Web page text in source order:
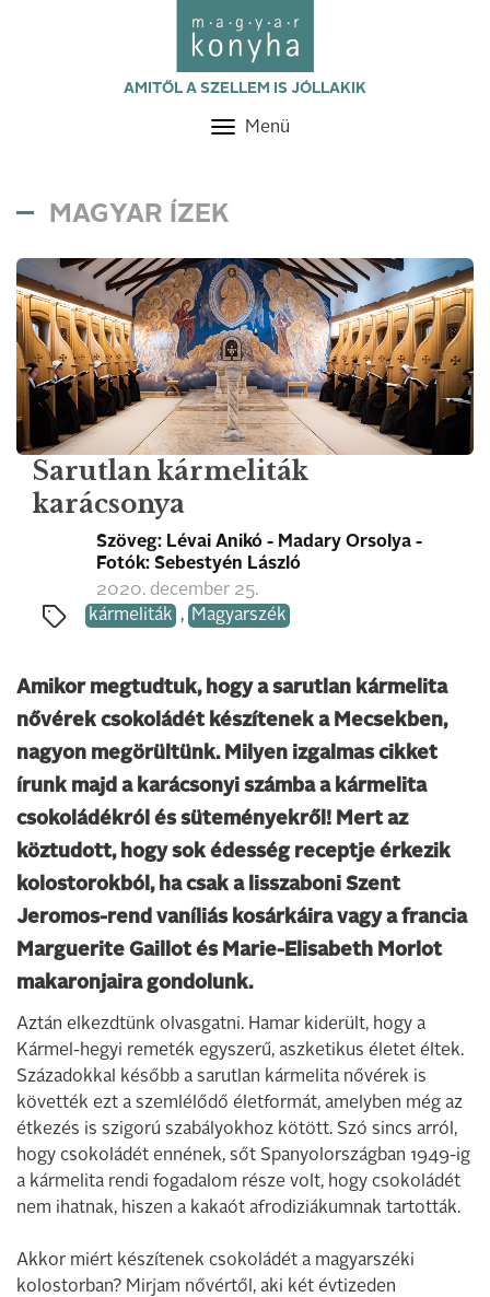
AMITŐL A SZELLEM IS JÓLLAKIK
Toggle
Menü
MAGYAR ÍZEK
Sarutlan kármeliták
karácsonya
Szöveg: Lévai Anikó - Madary Orsolya -
Fotók: Sebestyén László
2020. december 25.
kármeliták , Magyarszék
Amikor megtudtuk, hogy a sarutlan kármelita
nővérek csokoládét készítenek a Mecsekben,
nagyon megörültünk. Milyen izgalmas cikket
írunk majd a karácsonyi számba a kármelita
csokoládékról és süteményekről! Mert az
köztudott, hogy sok édesség receptje érkezik
kolostorokból, ha csak a lisszaboni Szent
Jeromos-rend vaníliás kosárkáira vagy a francia
Marguerite Gaillot és Marie-Elisabeth Morlot
makaronjaira gondolunk.
Aztán elkezdtünk olvasgatni. Hamar kiderült, hogy a
Kármel-hegyi remeték egyszerű, aszketikus életet éltek.
Századokkal később a sarutlan kármelita nővérek is
követték ezt a szemlélődő életformát, amelyben még az
étkezés is szigorú szabályokhoz kötött. Szó sincs arról,
hogy csokoládét ennének, sőt Spanyolországban 1949-ig
a kármelita rendi fogadalom része volt, hogy csokoládét
nem ihatnak, hiszen a kakaót afrodiziákumnak tartották.
Akkor miért készítenek csokoládét a magyarszéki
kolostorban? Mirjam nővértől, aki két évtizeden